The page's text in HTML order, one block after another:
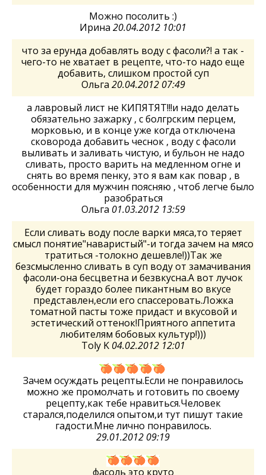
Можно посолить :)
Ирина 20.04.2012 10:01
что за ерунда добавлять воду с фасоли?! а так -
чего-то не хватает в рецепте, что-то надо еще
добавить, слишком простой суп
Ольга 20.04.2012 07:49
а лавровый лист не КИПЯТЯТ!!!и надо делать
обязательно зажарку , с болгрским перцем,
морковью, и в конце уже когда отключена
сковорода добавить чеснок , воду с фасоли
выливать и заливать чистую, и бульон не надо
сливать, просто варить на медленном огне и
снять во время пенку, это я вам как повар , в
особенности для мужчин поясняю , чтоб легче было
разобраться
Ольга 01.03.2012 13:59
Если сливать воду после варки мяса,то теряет
смысл понятие"наваристый"-и тогда зачем на мясо
тратиться -толокно дешевле!))Так же
безсмысленно сливать в суп воду от замачивания
фасоли-она бесцветна и безвкусна.А вот лучок
будет гораздо более пикантным во вкусе
представлен,если его спассеровать.Ложка
томатной пасты тоже придаст и вкусовой и
эстетический оттенок!Приятного аппетита
любителям бобовых культур!)))
Toly K 04.02.2012 12:01
Зачем осуждать рецепты.Если не понравилось
можно же промолчать и готовить по своему
рецепту,как тебе нравиться.Человек
старался,поделился опытом,и тут пишут такие
гадости.Мне лично понравилось.
29.01.2012 09:19
фасоль это круто